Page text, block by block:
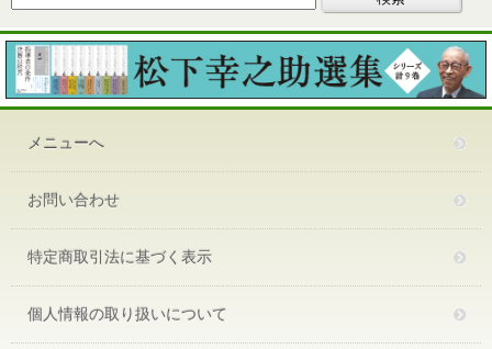
メニューへ
お問い合わせ
特定商取引法に基づく表示
個人情報の取り扱いについて